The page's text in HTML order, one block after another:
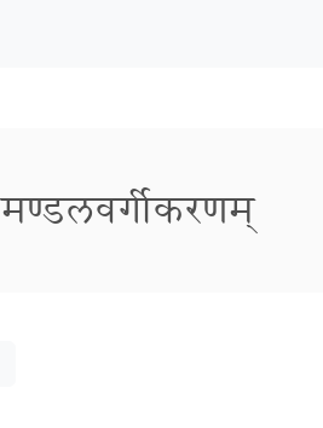
मण्डलवर्गीकरणम्